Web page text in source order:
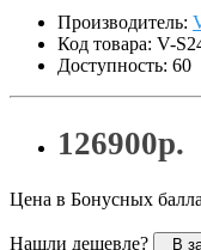
Производитель:
Код товара: V-
Доступность: 60
126900р.
Цена в Бонусных
Нашли дешевле? В